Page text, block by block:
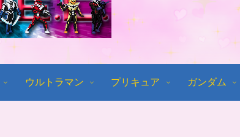
ウルトラマン プリキュア ガンダム